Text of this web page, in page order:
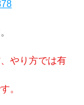
やり方では有
。